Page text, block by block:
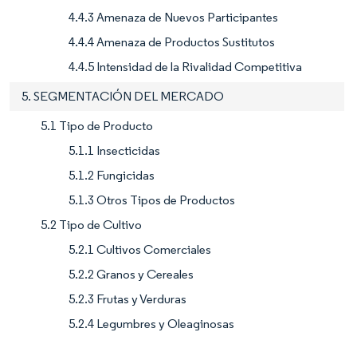
4.4.3 Amenaza de Nuevos Participantes
4.4.4 Amenaza de Productos Sustitutos
4.4.5 Intensidad de la Rivalidad Competitiva
5. SEGMENTACIÓN DEL MERCADO
5.1 Tipo de Producto
5.1.1 Insecticidas
5.1.2 Fungicidas
5.1.3 Otros Tipos de Productos
5.2 Tipo de Cultivo
5.2.1 Cultivos Comerciales
5.2.2 Granos y Cereales
5.2.3 Frutas y Verduras
5.2.4 Legumbres y Oleaginosas